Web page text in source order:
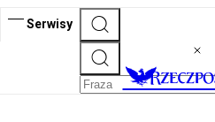
Serwisy